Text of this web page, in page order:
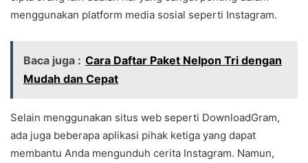
menggunakan platform media sosial seperti Instagram.
Baca juga : Cara Daftar Paket Nelpon Tri dengan
Mudah dan Cepat
Selain menggunakan situs web seperti DownloadGram,
ada juga beberapa aplikasi pihak ketiga yang dapat
membantu Anda mengunduh cerita Instagram. Namun,